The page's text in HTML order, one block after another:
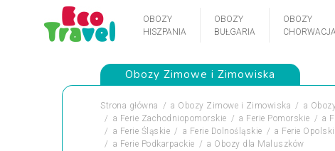
OBOZY
HISZPANIA
OBOZY
BUŁGARIA
OBOZY
CHORWACJA
Obozy Zimowe i Zimowiska
Strona główna a Obozy Zimowe i Zimowiska a
a Ferie Zachodniopomorskie a Ferie Pomorskie a
a Ferie Śląskie a Ferie Dolnośląskie a Ferie
a Ferie Podkarpackie a Obozy dla Maluszków